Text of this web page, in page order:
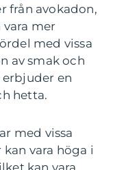
från avokadon,
mer
med vissa
av smak och
erbjuder en
hetta.
med vissa
vara höga i
kan vara